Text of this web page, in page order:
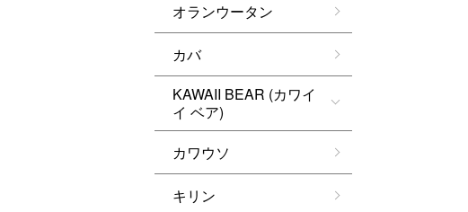
オランウータン
カバ
KAWAII BEAR (カワイ
イ ベア)
カワウソ
キリン